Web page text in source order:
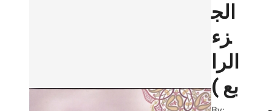
الج
زء
الرا
بع )